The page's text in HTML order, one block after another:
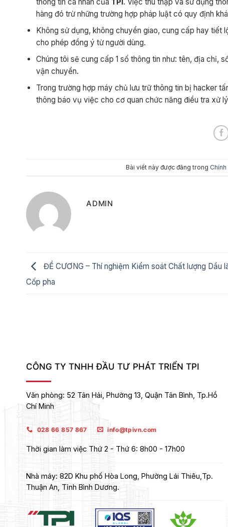
hàng đó trừ những trường hợp pháp luật có quy định
Không sử dụng, không chuyển giao, cung cấp hay tiết
cho phép đồng ý từ người dùng.
Chúng tôi sẽ cung cấp 1 số thông tin như: tên, địa chỉ,
vận chuyển.
Trong trường hợp máy chủ lưu trữ thông tin bị hacker
thông báo vụ việc cho cơ quan chức năng điều tra xử
Bài viết này được đăng trong
ADMIN
ĐỀ CƯƠNG – Thí nghiệm Kiểm soát Chất lượng Dầu
Cốp pha
CÔNG TY TNHH ĐẦU TƯ PHÁT TRIỂN TPI
Văn phòng: 52 Tân Hải, Phường 13, Quận Tân Bình, Tp.Hồ
Chí Minh
028 66 857 867 info@tpivn.com
Thời gian làm việc Thứ 2 - Thứ 6: 8h00 - 17h00
Nhà máy: 82D Khu phố Hòa Long, Phường Lái Thiêu,Tp.
Thuận An, Tỉnh Bình Dương.